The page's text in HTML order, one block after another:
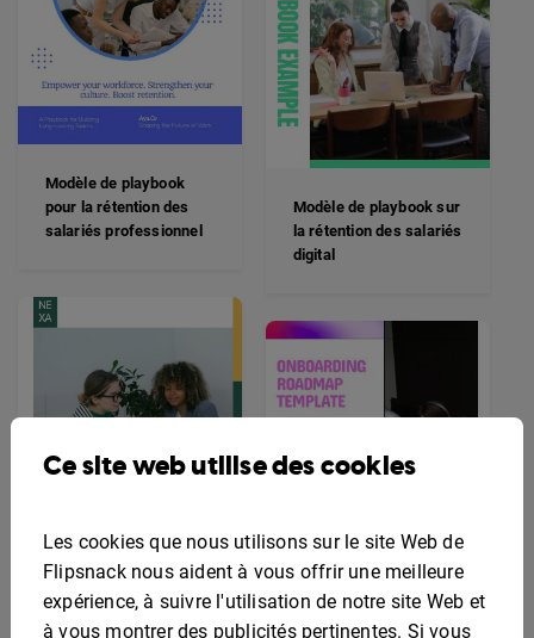
Modèle de playbook
pour la rétention des
salariés professionnel
Modèle de playbook sur
la rétention des salariés
digital
Ce site web utilise des cookies
Les cookies que nous utilisons sur le site Web de
Flipsnack nous aident à vous offrir une meilleure
expérience, à suivre l'utilisation de notre site Web et
à vous montrer des publicités pertinentes. Si vous